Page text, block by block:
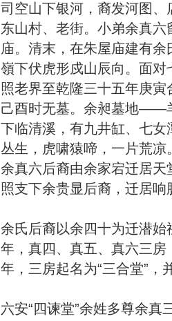
司空山下银河，裔发河图
东山村、老街。小弟余真
庙。清末，在朱屋庙建有
嶺下伏虎形戍山辰向。面
照老界至乾隆三十五年庚
己酉时无墓。余昶墓地——
下临清溪，有九井缸、七
丛生，虎啸猿啼，一片荒
余真六后裔由余家宕迁居
照支下余贵显后裔，迁居响
余氏后裔以余四十为迁潜
年，真四、真五、真六三
年，三房起名为“三合堂”，
六安“四谏堂”余姓多尊余真